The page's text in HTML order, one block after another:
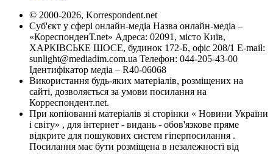
© 2000-2026, Korrespondent.net
Суб'єкт у сфері онлайн-медіа Назва онлайн-медіа –
«КореспонденТ.net» Адреса: 02091, місто Київ,
ХАРКІВСЬКЕ ШОСЕ, будинок 172-Б, офіс 208/1 E-mail:
sunlight@mediadim.com.ua Телефон: 044-205-43-00
Ідентифікатор медіа – R40-06068
Використання будь-яких матеріалів, розміщених на
сайті, дозволяється за умови посилання на
Корреспондент.net.
При копіюванні матеріалів зі сторінки « Новини України
і світу» , для інтернет - видань - обов'язкове пряме
відкрите для пошукових систем гіперпосилання .
Посилання має бути розміщена в незалежності від